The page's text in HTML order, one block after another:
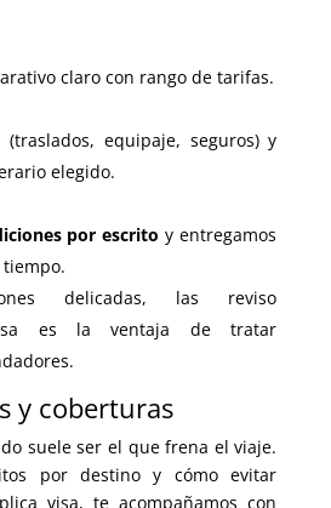
claro con rango de tarifas.
(traslados, equipaje, seguros) y
elegido.
por escrito y entregamos
delicadas, las reviso
Esa es la ventaja de tratar
y coberturas
suele ser el que frena el viaje.
por destino y cómo evitar
visa, te acompañamos con